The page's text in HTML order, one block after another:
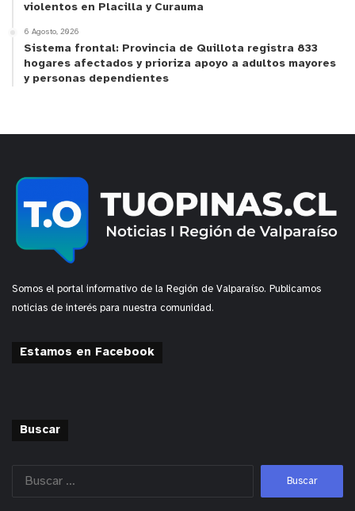
violentos en Placilla y Curauma
6 Agosto, 2026
Sistema frontal: Provincia de Quillota registra 833
hogares afectados y prioriza apoyo a adultos mayores
y personas dependientes
Somos el portal informativo de la Región de Valparaíso. Publicamos
noticias de interés para nuestra comunidad.
Estamos en Facebook
Buscar